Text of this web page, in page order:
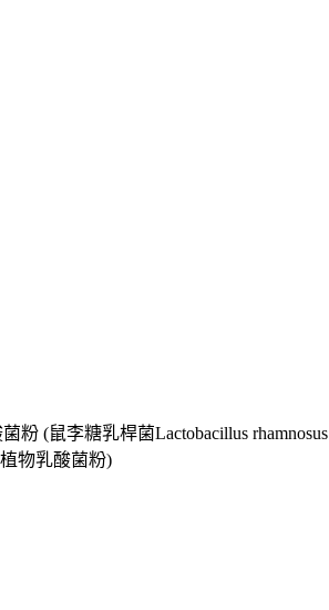
粉 (鼠李糖乳桿菌Lactobacillus rhamnosus
物乳酸菌粉)